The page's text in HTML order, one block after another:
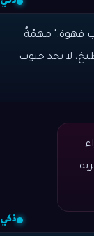
قهوة.' مهمّةٌ
لا يجد حبوب
ذكي